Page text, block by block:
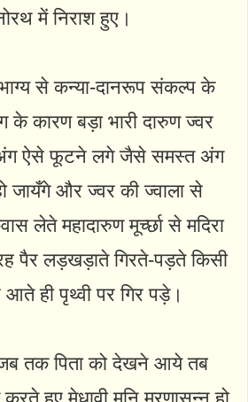
में निराश हुए।
से कन्या-दानरूप संकल्प के
के कारण बड़ा भारी दारुण ज्वर
ऐसे फूटने लगे जैसे समस्त अंग
और ज्वर की ज्वाला से
लेते महादारुण मूर्च्छा से मदिरा
पैर लड़खड़ाते गिरते-पड़ते किसी
ही पृथ्वी पर गिर पड़े।
तक पिता को देखने आये तब